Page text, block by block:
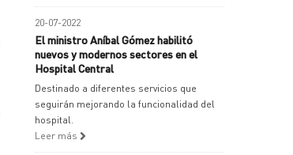
20-07-2022
El ministro Aníbal Gómez habilitó
nuevos y modernos sectores en el
Hospital Central
Destinado a diferentes servicios que
seguirán mejorando la funcionalidad del
hospital.
Leer más